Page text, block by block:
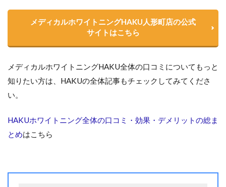
メディカルホワイトニングHAKU人形町店の公式
サイトはこちら
メディカルホワイトニングHAKU全体の口コミについてもっと
知りたい方は、HAKUの全体記事もチェックしてみてくださ
い。
HAKUホワイトニング全体の口コミ・効果・デメリットの総ま
とめはこちら